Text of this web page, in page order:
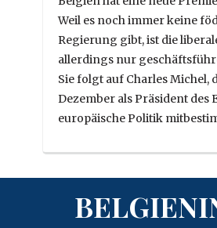
Weil es noch immer keine
Regierung gibt, ist die
allerdings nur
Sie folgt auf Charles Michel,
Dezember als Präsident des
europäische Politik